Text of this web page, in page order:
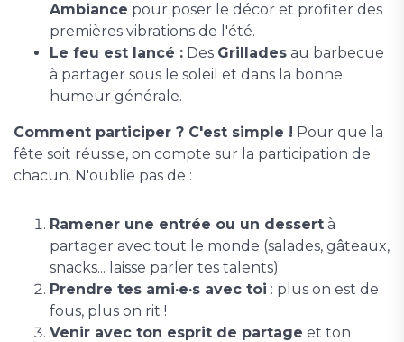
Ambiance pour poser le décor et profiter des
premières vibrations de l'été.
Le feu est lancé : Des Grillades au barbecue
à partager sous le soleil et dans la bonne
humeur générale.
Comment participer ? C'est simple ! Pour que la
fête soit réussie, on compte sur la participation de
chacun. N'oublie pas de :
Ramener une entrée ou un dessert à
partager avec tout le monde (salades, gâteaux,
snacks... laisse parler tes talents).
Prendre tes ami·e·s avec toi : plus on est de
fous, plus on rit !
Venir avec ton esprit de partage et ton